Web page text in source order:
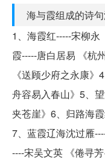
海与霞组成的诗
1、海霞红-----宋柳永
霞-----唐白居易 《杭
《送顾少府之永康》
舟容易入春山》5、
夹苍崖》6、归路海
7、蓝霞辽海沈过雁
----宋吴文英 《倦寻